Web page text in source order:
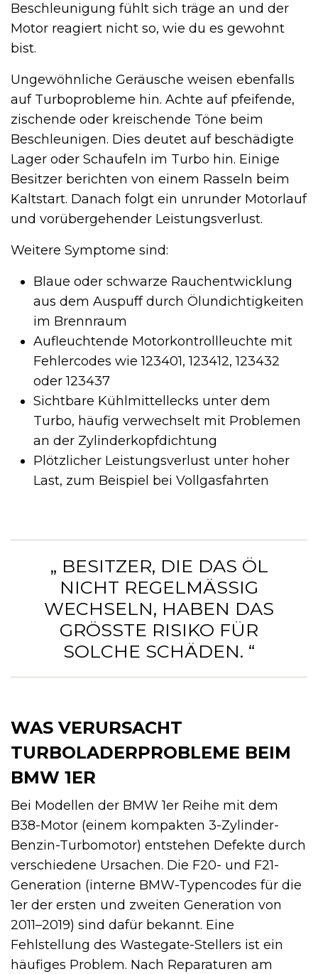
Beschleunigung fühlt sich träge an und der
Motor reagiert nicht so, wie du es gewohnt
bist.
Ungewöhnliche Geräusche weisen ebenfalls
auf Turboprobleme hin. Achte auf pfeifende,
zischende oder kreischende Töne beim
Beschleunigen. Dies deutet auf beschädigte
Lager oder Schaufeln im Turbo hin. Einige
Besitzer berichten von einem Rasseln beim
Kaltstart. Danach folgt ein unrunder Motorlauf
und vorübergehender Leistungsverlust.
Weitere Symptome sind:
Blaue oder schwarze Rauchentwicklung
aus dem Auspuff durch Ölundichtigkeiten
im Brennraum
Aufleuchtende Motorkontrollleuchte mit
Fehlercodes wie 123401, 123412, 123432
oder 123437
Sichtbare Kühlmittellecks unter dem
Turbo, häufig verwechselt mit Problemen
an der Zylinderkopfdichtung
Plötzlicher Leistungsverlust unter hoher
Last, zum Beispiel bei Vollgasfahrten
„ BESITZER, DIE DAS ÖL
NICHT REGELMÄSSIG W
ECHSELN, HABEN DAS G
RÖSSTE RISIKO FÜR SO
LCHE SCHÄDEN. “
WAS VERURSACHT
TURBOLADERPROBLEME BEIM
BMW 1ER
Bei Modellen der BMW 1er Reihe mit dem
B38-Motor (einem kompakten 3-Zylinder-
Benzin-Turbomotor) entstehen Defekte durch
verschiedene Ursachen. Die F20- und F21-
Generation (interne BMW-Typencodes für die
1er der ersten und zweiten Generation von
2011–2019) sind dafür bekannt. Eine
Fehlstellung des Wastegate-Stellers ist ein
häufiges Problem. Nach Reparaturen am